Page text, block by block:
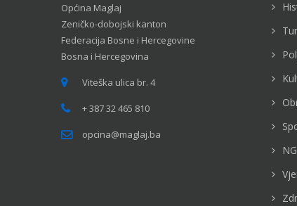
Općina Maglaj
Zeničko-dobojski kanton
Federacija Bosne i Hercegovine
Bosna i Hercegovina
Viteška ulica br. 4
+ 387 32 465 810
opcina@maglaj.ba